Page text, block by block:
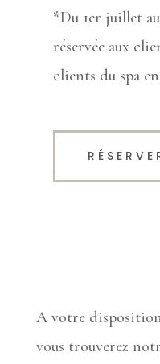
*Du 1er juillet
réservée aux
clients du spa
A votre
vous trouverez